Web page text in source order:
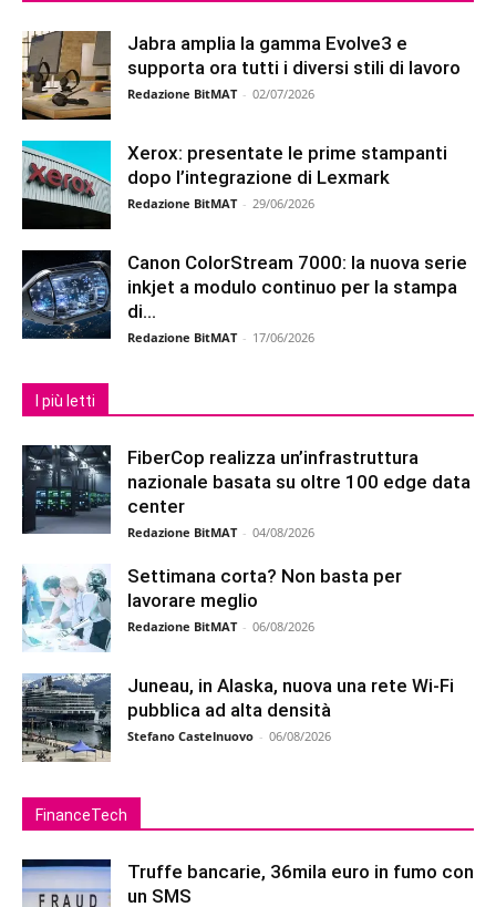
Jabra amplia la gamma Evolve3 e
supporta ora tutti i diversi stili di lavoro
Redazione BitMAT - 02/07/2026
Xerox: presentate le prime stampanti
dopo l’integrazione di Lexmark
Redazione BitMAT - 29/06/2026
Canon ColorStream 7000: la nuova serie
inkjet a modulo continuo per la stampa
di...
Redazione BitMAT - 17/06/2026
I più letti
FiberCop realizza un’infrastruttura
nazionale basata su oltre 100 edge data
center
Redazione BitMAT - 04/08/2026
Settimana corta? Non basta per
lavorare meglio
Redazione BitMAT - 06/08/2026
Juneau, in Alaska, nuova una rete Wi-Fi
pubblica ad alta densità
Stefano Castelnuovo - 06/08/2026
FinanceTech
Truffe bancarie, 36mila euro in fumo con
un SMS